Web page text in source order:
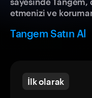
etmenizi ve
Tangem Satın Al
İlk olarak